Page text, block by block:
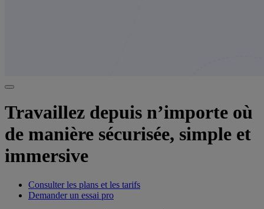
Travaillez depuis n’importe où
de manière sécurisée, simple et
immersive
Consulter les plans et les tarifs
Demander un essai pro